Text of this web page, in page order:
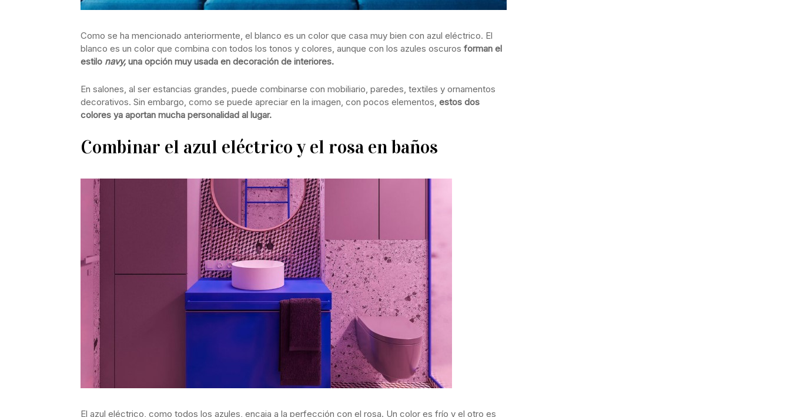
Como se ha mencionado anteriormente, el blanco es un color que casa muy bien con azul eléctrico. El
blanco es un color que combina con todos los tonos y colores, aunque con los azules oscuros forman el
estilo navy, una opción muy usada en decoración de interiores.
En salones, al ser estancias grandes, puede combinarse con mobiliario, paredes, textiles y ornamentos
decorativos. Sin embargo, como se puede apreciar en la imagen, con pocos elementos, estos dos
colores ya aportan mucha personalidad al lugar.
Combinar el azul eléctrico y el rosa en baños
El azul eléctrico, como todos los azules, encaja a la perfección con el rosa. Un color es frío y el otro es